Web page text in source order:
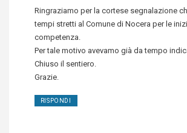
Ringraziamo per la cortese segnalazione
tempi stretti al Comune di Nocera per le
competenza.
Per tale motivo avevamo già da tempo
Chiuso il sentiero.
Grazie.
RISPONDI